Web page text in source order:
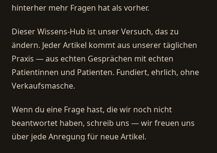
hinterher mehr Fragen hat als vorher.
Dieser Wissens-Hub ist unser Versuch, das zu
ändern. Jeder Artikel kommt aus unserer täglichen
Praxis — aus echten Gesprächen mit echten
Patientinnen und Patienten. Fundiert, ehrlich, ohne
Verkaufsmasche.
Wenn du eine Frage hast, die wir noch nicht
beantwortet haben, schreib uns — wir freuen uns
über jede Anregung für neue Artikel.